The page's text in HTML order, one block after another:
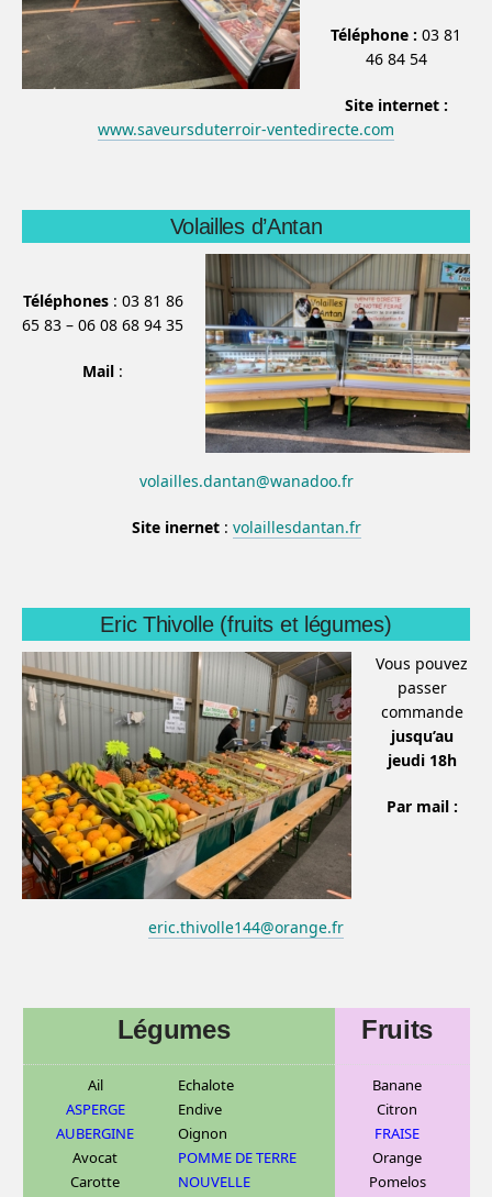
Téléphone : 03 81
46 84 54
Site internet :
www.saveursduterroir-ventedirecte.com
Volailles d’Antan
Téléphones: 03 81 86
65 83 – 06 08 68 94 35
Mail :
volailles.dantan@wanadoo.fr
Site inernet: volaillesdantan.fr
Eric Thivolle (fruits et légumes)
Vous pouvez
passer
commande
jusqu’au
jeudi 18h
Par mail :
eric.thivolle144@orange.fr
Légumes Fruits
Ail
ASPERGE
AUBERGINE
Avocat
Carotte
Echalote
Endive
Oignon
POMME DE TERRE
NOUVELLE
Banane
Citron
FRAISE
Orange
Pomelos